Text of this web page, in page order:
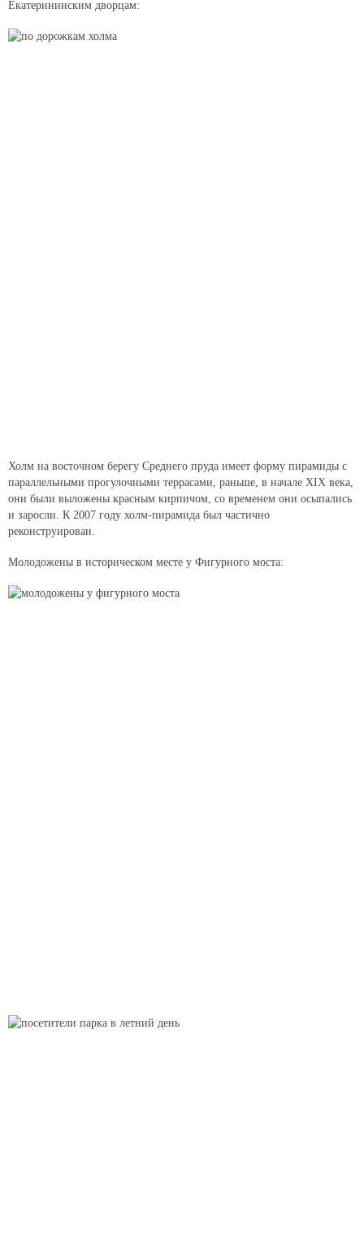
Екатерининским дворцам:
Холм на восточном берегу Среднего пруда имеет форму пирамиды с
параллельными прогулочными террасами, раньше, в начале XIX века,
они были выложены красным кирпичом, со временем они осыпались
и заросли. К 2007 году холм-пирамида был частично
реконструирован.
Молодожены в историческом месте у Фигурного моста: